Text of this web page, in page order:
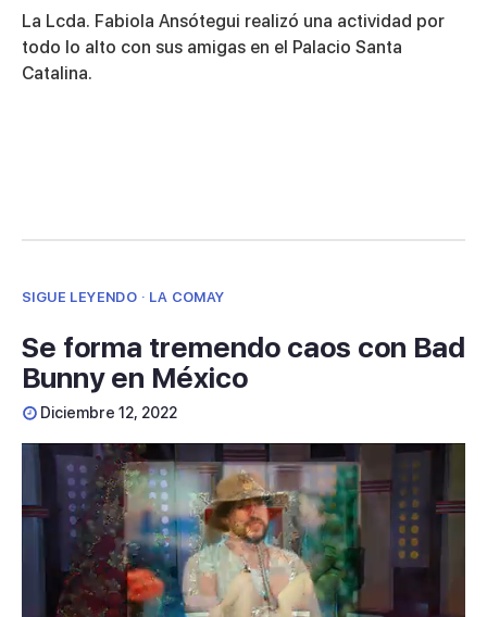
seconds
of
13
minutes,
18
La Lcda. Fabiola Ansótegui realizó una actividad por
todo lo alto con sus amigas en el Palacio Santa
Catalina.
SIGUE LEYENDO · LA COMAY
Se forma tremendo caos con Bad
Bunny en México
Diciembre 12, 2022